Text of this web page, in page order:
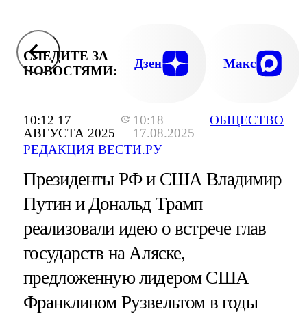
10:12 17
АВГУСТА 2025
10:18
17.08.2025
РЕДАКЦИЯ ВЕСТИ.РУ
ОБЩЕСТВО
СЛЕДИТЕ ЗА
НОВОСТЯМИ:
Дзен Макс
Президенты РФ и США Владимир
Путин и Дональд Трамп
реализовали идею о встрече глав
государств на Аляске,
предложенную лидером США
Франклином Рузвельтом в годы